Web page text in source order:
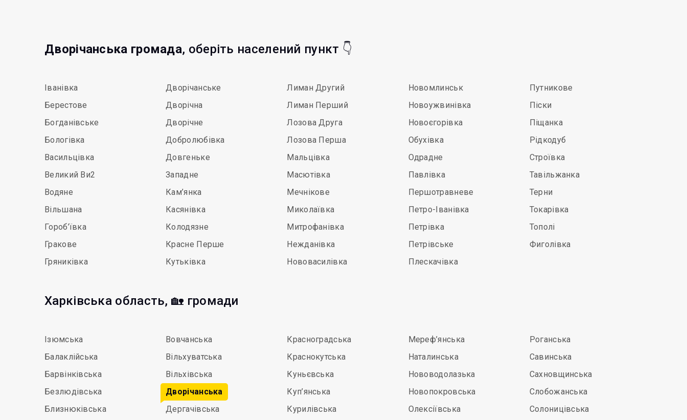
Дворічанська громада, оберіть населений пункт 👇
Іванівка
Берестове
Богданівське
Бологівка
Васильцівка
Великий Ви2
Водяне
Вільшана
Гороб’ївка
Гракове
Гряниківка
Дворічанське
Дворічна
Дворічне
Добролюбівка
Довгеньке
Западне
Кам’янка
Касянівка
Колодязне
Красне Перше
Кутьківка
Лиман Другий
Лиман Перший
Лозова Друга
Лозова Перша
Мальцівка
Масютівка
Мечнікове
Миколаївка
Митрофанівка
Нежданівка
Нововасилівка
Новомлинськ
Новоужвинівка
Новоєгорівка
Обухівка
Одрадне
Павлівка
Першотравневе
Петро-Іванівка
Петрівка
Петрівське
Плескачівка
Путникове
Піски
Піщанка
Рідкодуб
Строївка
Тавільжанка
Терни
Токарівка
Тополі
Фиголівка
Харківська область, 🏡 громади
Ізюмська
Балаклійська
Барвінківська
Безлюдівська
Близнюківська
Вовчанська
Вільхуватська
Вільхівська
Дворічанська
Дергачівська
Красноградська
Краснокутська
Куньєвська
Куп’янська
Курилівська
Мереф’янська
Наталинська
Нововодолазька
Новопокровська
Олексіївська
Роганська
Савинська
Сахновщинська
Слобожанська
Солоницівська